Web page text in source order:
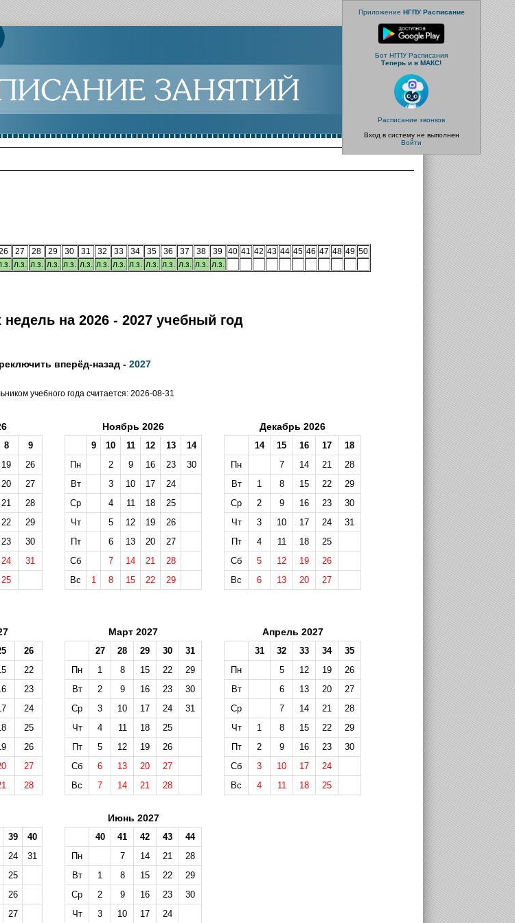
Приложение НГПУ Расписание
Бот НГПУ Расписания
Теперь и в МАКС!
Расписание звонков
Вход в систему не выполнен
Войти
27 28 29 30 31 32 33 34 35 36 37 38 39 40 41 42 43 44 45 46 47 48 49 50
л.з. л.з. л.з. л.з. л.з. л.з. л.з. л.з. л.з. л.з. л.з. л.з. л.з.
на 2026 - 2027 учебный год
вперёд-назад - 2027
учебного года считается: 2026-08-31
8
9
19
26
20
27
21
28
22
29
23
30
24
31
25
Ноябрь 2026
9 10 11 12 13
14
Пн
2 9 16 23
30
Вт
3 10 17
24
Ср
4 11 18
25
Чт
5 12 19
26
Пт
6 13 20
27
Сб
7 14 21
28
Вс
1 8 15 22 29
Декабрь 2026
14 15 16 17
18
Пн
7 14 21
28
Вт
1 8 15 22
29
Ср
2 9 16 23
30
Чт
3 10 17 24
31
Пт
4 11 18
25
Сб
5 12 19
26
Вс
6 13 20 27
26
22
23
24
25
26
27
28
Март 2027
27 28 29 30
31
Пн
1 8 15 22
29
Вт
2 9 16 23
30
Ср
3 10 17 24
31
Чт
4 11 18
25
Пт
5 12 19
26
Сб
6 13 20
27
Вс
7 14 21 28
Апрель 2027
31 32 33 34
35
Пн
5 12 19
26
Вт
6 13 20
27
Ср
7 14 21
28
Чт
1 8 15 22
29
Пт
2 9 16 23
30
Сб
3 10 17
24
Вс
4 11 18 25
39
40
24
31
25
26
27
Июнь 2027
40 41 42 43
44
Пн
7 14 21
28
Вт
1 8 15 22
29
Ср
2 9 16 23
30
Чт
3 10 17 24